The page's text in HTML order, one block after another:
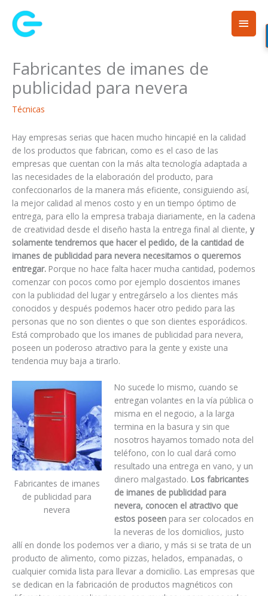
contenido
Fabricantes de imanes de
publicidad para nevera
Técnicas
Hay empresas serias que hacen mucho hincapié en la calidad
de los productos que fabrican, como es el caso de las
empresas que cuentan con la más alta tecnología adaptada a
las necesidades de la elaboración del producto, para
confeccionarlos de la manera más eficiente, consiguiendo así,
la mejor calidad al menos costo y en un tiempo óptimo de
entrega, para ello la empresa trabaja diariamente, en la cadena
de creatividad desde el diseño hasta la entrega final al cliente, y
solamente tendremos que hacer el pedido, de la cantidad de
imanes de publicidad para nevera necesitamos o queremos
entregar. Porque no hace falta hacer mucha cantidad, podemos
comenzar con pocos como por ejemplo doscientos imanes
con la publicidad del lugar y entregárselo a los clientes más
conocidos y después podemos hacer otro pedido para las
personas que no son clientes o que son clientes esporádicos.
Está comprobado que los imanes de publicidad para nevera,
poseen un poderoso atractivo para la gente y existe una
tendencia muy baja a tirarlo.
Fabricantes de imanes
de publicidad para
nevera
No sucede lo mismo, cuando se
entregan volantes en la vía pública o
misma en el negocio, a la larga
termina en la basura y sin que
nosotros hayamos tomado nota del
teléfono, con lo cual dará como
resultado una entrega en vano, y un
dinero malgastado. Los fabricantes
de imanes de publicidad para
nevera, conocen el atractivo que
estos poseen para ser colocados en
la neveras de los domicilios, justo
allí en donde los podemos ver a diario, y más si se trata de un
producto de alimento, como pizzas, helados, empanadas, o
cualquier comida lista para llevar a domicilio. Las empresas que
se dedican en la fabricación de productos magnéticos con